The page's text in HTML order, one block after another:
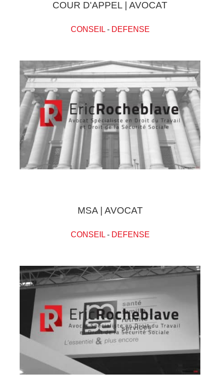
COUR D'APPEL | AVOCAT
CONSEIL- DEFENSE
MSA | AVOCAT
CONSEIL- DEFENSE